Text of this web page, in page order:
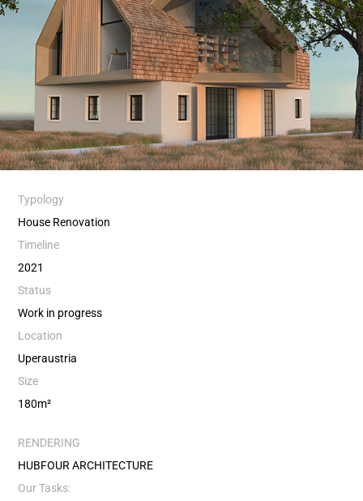
Typology
House Renovation
Timeline
2021
Status
Work in progress
Location
Uperaustria
Size
180m²
RENDERING
HUBFOUR ARCHITECTURE
Our Tasks: